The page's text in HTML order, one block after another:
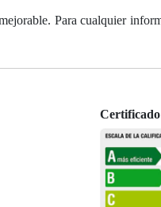
Para cualquier